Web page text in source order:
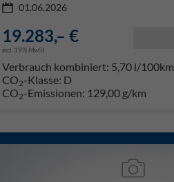
01.06.2026
19.283,– €
incl. 19% MwSt.
Verbrauch kombiniert: 5,70 l/100km
CO2-Klasse: D
CO2-Emissionen: 129,00 g/km